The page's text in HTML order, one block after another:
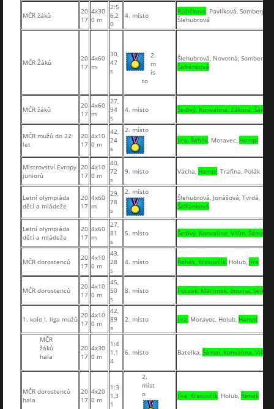
MČR žáků
20
17
4x30
0 m
2:5
6,2
0
4. místo Růžičková, Pavlíková,
Šlehubrová
MČR Žáků
20
17
4x60
m
30,
47
s
2.
m
ís
to
Šlehubrová, Novotná,
Šafránková
MČR žáků
20
17
4x60
m
27,
94
s
4. místo Šedivý, Konvalina, Zákora, Šámal
MČR mužů do 22
let
20
17
4x10
0 m
42,
24
s
2. místo
Jíra, Řehák, Moravec, Hampl
Mistrovství Evropy
juniorů
20
17
4x10
0 m
40,
72
s
9. místo Vácha, Hampl, Trafina, Polák
Letní olympiáda
dětí a mládeže
20
17
4x60
m
29,
78
s
2. místo
Šlehubrová, Jonášová, Tvrdá,
Šafránková
Letní olympiáda
dětí a mládeže
20
17
4x60
m
27,
81
s
5. místo Šedivý, Konvalina, Vilím, Šámal
MČR dorostenců
20
17
4x10
0 m
43,
28
s
4. místo Řehák, Krakuvčík, Holub, Jíra
MČR dorostenců
20
17
4x10
0 m
45,
50
s
8. místo Puczek, Martinek, Bouma,
1. kolo I. liga mužů 20
17
4x10
0 m
42,
89
s
2. místo Jíra, Moravec, Holub, Hampl
MČR
žáků
hala
20
17
4x30
0 m
1:4
1,1
4
6. místo Batelka, Šámal, Konvalina, Vilím
MČR dorostenců
hala
20
17
4x20
0 m
1:3
1,3
1
2.
míst
o
Jíra, Krakuvčík, Holub, Řehák